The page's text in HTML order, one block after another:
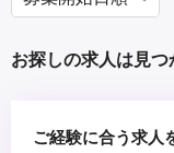
お探しの求人は見つ
ご経験に合う求人